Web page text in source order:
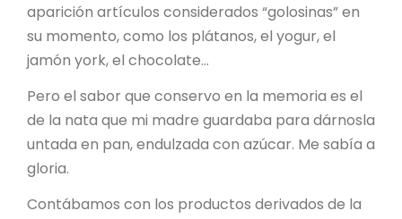
aparición artículos considerados “golosinas” en
su momento, como los plátanos, el yogur, el
jamón york, el chocolate…
Pero el sabor que conservo en la memoria es el
de la nata que mi madre guardaba para dárnosla
untada en pan, endulzada con azúcar. Me sabía a
gloria.
Contábamos con los productos derivados de la